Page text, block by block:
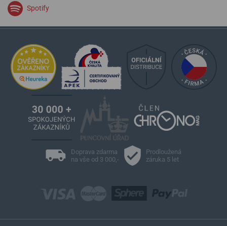
Spotify
Doprava zdarma
na vše od 3 000,-
Prodloužená
záruka 5 let